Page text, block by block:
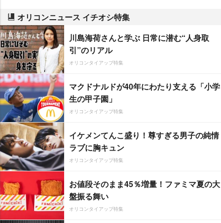
オリコンニュース イチオシ特集
川島海荷さんと学ぶ 日常に潜む“人身取
引”のリアル
オリコンタイアップ特集
マクドナルドが40年にわたり支える「小学
生の甲子園」
オリコンタイアップ特集
イケメンてんこ盛り！尊すぎる男子の純情
ラブに胸キュン
オリコンタイアップ特集
お値段そのまま45％増量！ファミマ夏の大
盤振る舞い
オリコンタイアップ特集